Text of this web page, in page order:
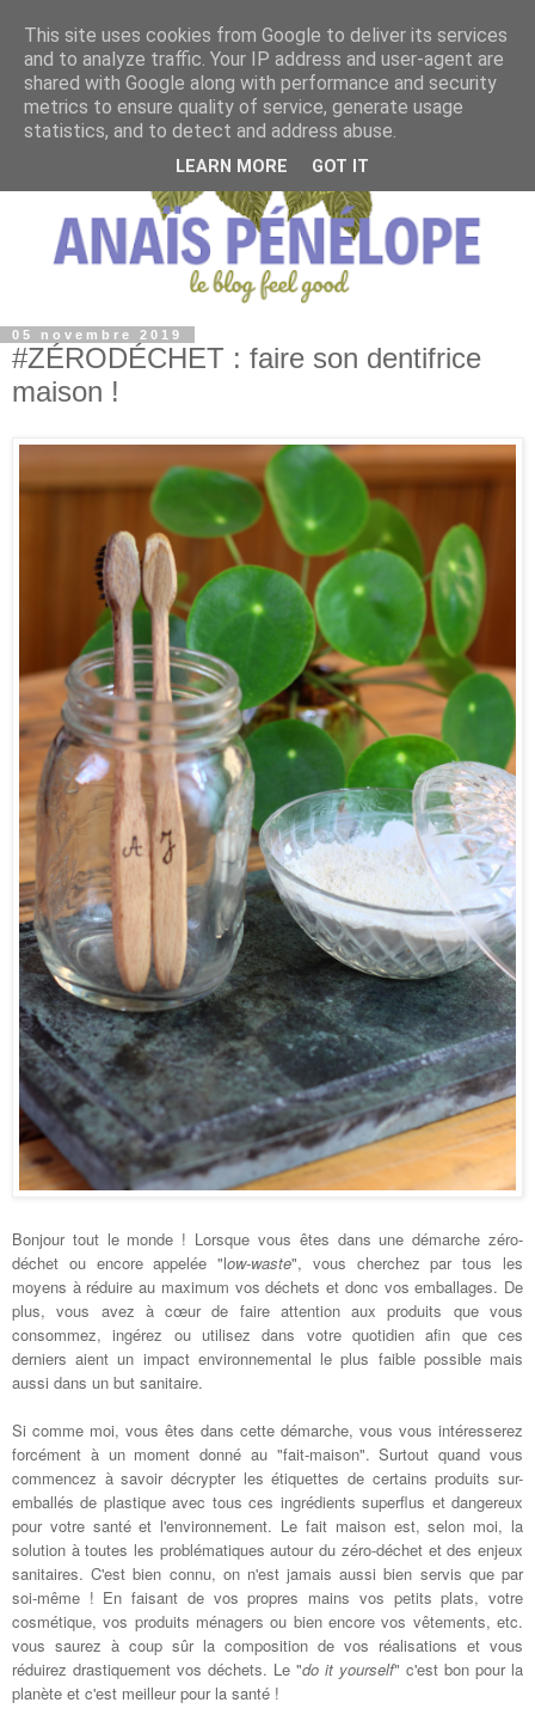
05 novembre 2019
#ZÉRODÉCHET : faire son dentifrice
maison !
Bonjour tout le monde ! Lorsque vous êtes dans une démarche zéro-
déchet ou encore appelée "low-waste", vous cherchez par tous les
moyens à réduire au maximum vos déchets et donc vos emballages. De
plus, vous avez à cœur de faire attention aux produits que vous
consommez, ingérez ou utilisez dans votre quotidien afin que ces
derniers aient un impact environnemental le plus faible possible mais
aussi dans un but sanitaire.
Si comme moi, vous êtes dans cette démarche, vous vous intéresserez
forcément à un moment donné au "fait-maison". Surtout quand vous
commencez à savoir décrypter les étiquettes de certains produits sur-
emballés de plastique avec tous ces ingrédients superflus et dangereux
pour votre santé et l'environnement. Le fait maison est, selon moi, la
solution à toutes les problématiques autour du zéro-déchet et des enjeux
sanitaires. C'est bien connu, on n'est jamais aussi bien servis que par
soi-même ! En faisant de vos propres mains vos petits plats, votre
cosmétique, vos produits ménagers ou bien encore vos vêtements, etc.
vous saurez à coup sûr la composition de vos réalisations et vous
réduirez drastiquement vos déchets. Le "do it yourself" c'est bon pour la
planète et c'est meilleur pour la santé !
This site uses cookies from Google to deliver its services
and to analyze traffic. Your IP address and user-agent are
shared with Google along with performance and security
metrics to ensure quality of service, generate usage
statistics, and to detect and address abuse.
LEARN MORE GOT IT